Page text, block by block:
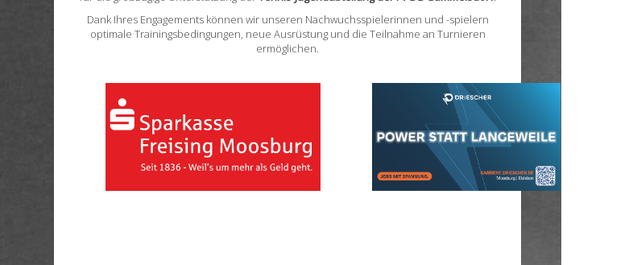
Dank Ihres Engagements können wir unseren Nachwuchsspielerinnen und -spielern
optimale Trainingsbedingungen, neue Ausrüstung und die Teilnahme an Turnieren
ermöglichen.